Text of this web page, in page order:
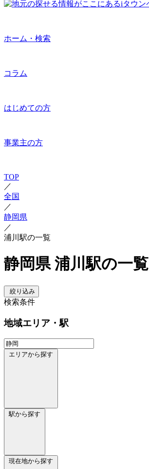
ホーム・検索
コラム
はじめての方
事業主の方
TOP
／
全国
／
静岡県
／
浦川駅の一覧
静岡県 浦川駅の一覧
絞り込み
検索条件
地域エリア・駅
エリアから探す
駅から探す
現在地から探す